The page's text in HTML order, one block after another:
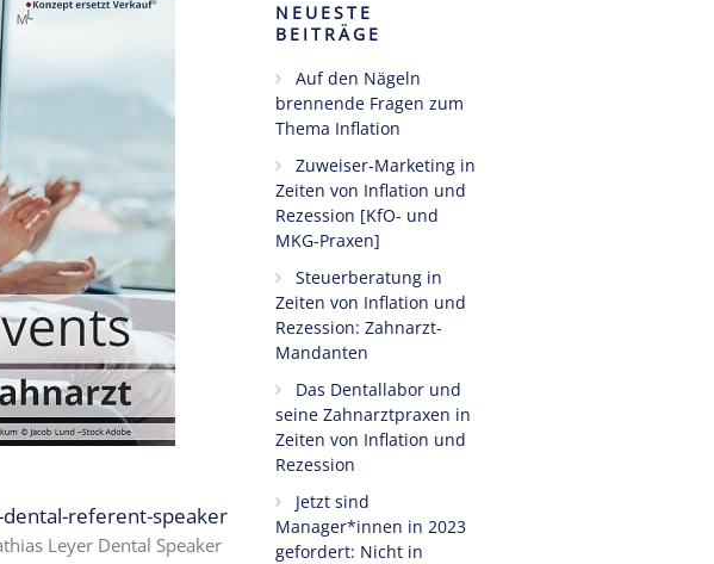
referent-speaker
Leyer Dental Speaker
NEUESTE
BEITRÄGE
Auf den Nägeln
brennende Fragen zum
Thema Inflation
Zuweiser-Marketing in
Zeiten von Inflation und
Rezession [KfO- und
MKG-Praxen]
Steuerberatung in
Zeiten von Inflation und
Rezession: Zahnarzt-
Mandanten
Das Dentallabor und
seine Zahnarztpraxen in
Zeiten von Inflation und
Rezession
Jetzt sind
Manager*innen in 2023
gefordert: Nicht in